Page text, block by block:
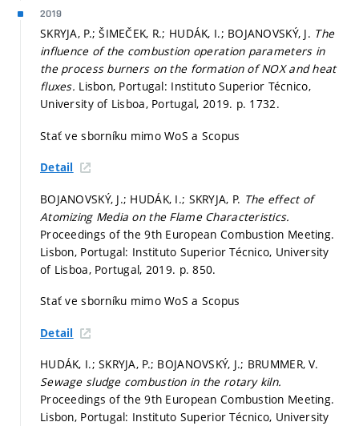
2019
SKRYJA, P.; ŠIMEČEK, R.; HUDÁK, I.; BOJANOVSKÝ, J. The
influence of the combustion operation parameters in
the process burners on the formation of NOX and heat
fluxes. Lisbon, Portugal: Instituto Superior Técnico,
University of Lisboa, Portugal, 2019. p. 1732.
Stať ve sborníku mimo WoS a Scopus
Detail
BOJANOVSKÝ, J.; HUDÁK, I.; SKRYJA, P. The effect of
Atomizing Media on the Flame Characteristics.
Proceedings of the 9th European Combustion Meeting.
Lisbon, Portugal: Instituto Superior Técnico, University
of Lisboa, Portugal, 2019. p. 850.
Stať ve sborníku mimo WoS a Scopus
Detail
HUDÁK, I.; SKRYJA, P.; BOJANOVSKÝ, J.; BRUMMER, V.
Sewage sludge combustion in the rotary kiln.
Proceedings of the 9th European Combustion Meeting.
Lisbon, Portugal: Instituto Superior Técnico, University